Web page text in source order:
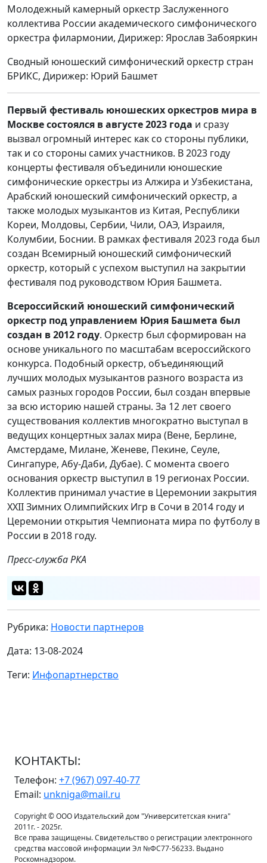
Молодежный камерный оркестр Заслуженного
коллектива России академического симфонического
оркестра филармонии, Дирижер: Ярослав Забояркин
Сводный юношеский симфонический оркестр стран
БРИКС, Дирижер: Юрий Башмет
Первый фестиваль юношеских оркестров мира в
Москве состоялся в августе 2023 года и сразу
вызвал огромный интерес как со стороны публики,
так и со стороны самих участников. В 2023 году
концерты фестиваля объединили юношеские
симфонические оркестры из Алжира и Узбекистана,
Арабский юношеский симфонический оркестр, а
также молодых музыкантов из Китая, Республики
Кореи, Молдовы, Сербии, Чили, ОАЭ, Израиля,
Колумбии, Боснии. В рамках фестиваля 2023 года был
создан Всемирный юношеский симфонический
оркестр, который с успехом выступил на закрытии
фестиваля под руководством Юрия Башмета.
Всероссийский юношеский симфонический
оркестр под управлением Юрия Башмета был
создан в 2012 году. Оркестр был сформирован на
основе уникального по масштабам всероссийского
конкурса. Подобный оркестр, объединяющий
лучших молодых музыкантов разного возраста из
самых разных городов России, был создан впервые
за всю историю нашей страны. За 12 лет своего
существования коллектив многократно выступал в
ведущих концертных залах мира (Вене, Берлине,
Амстердаме, Милане, Женеве, Пекине, Сеуле,
Сингапуре, Абу-Даби, Дубае). С момента своего
основания оркестр выступил в 19 регионах России.
Коллектив принимал участие в Церемонии закрытия
XXII Зимних Олимпийских Игр в Сочи в 2014 году и
Церемонии открытия Чемпионата мира по футболу в
России в 2018 году.
Пресс-служба РКА
Рубрика: Новости партнеров
Дата: 13-08-2024
Теги: Инфопартнерство
КОНТАКТЫ:
Телефон: +7 (967) 097-40-77
Email: unkniga@mail.ru
Copyright © ООО Издательский дом "Университетская книга"
2011г. - 2025г.
Все права защищены. Свидетельство о регистрации электронного
средства массовой информации Эл №ФС77-56233. Выдано
Роскомнадзором.